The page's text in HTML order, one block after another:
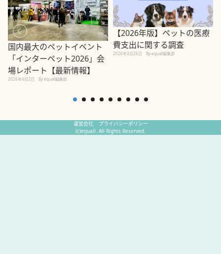
国内最大のペットイベント
「インターペット2026」会
場レポート【最新情報】
2026年4月2日 By equall編集部
【2026年版】ペットの医療
費支出に関する調査
2026年3月26日 By equall編集部
運営会社
プライバシーポリシー
(c)equall. All Rights Reserved.